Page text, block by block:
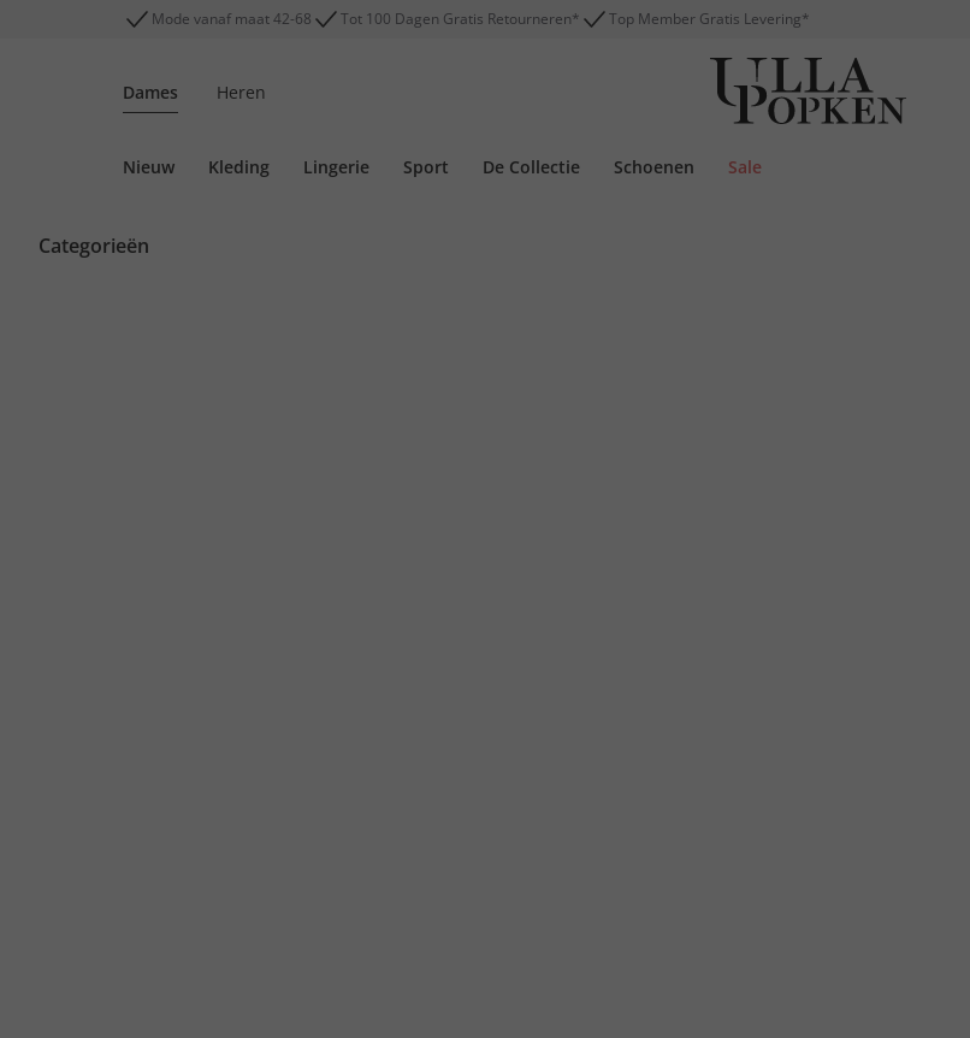
Mode vanaf maat 42-68 Tot 100 Dagen Gratis Retourneren* Top Member Gratis Levering*
Dames Heren
Nieuw Kleding Lingerie Sport De Collectie Schoenen Sale
Categorieën